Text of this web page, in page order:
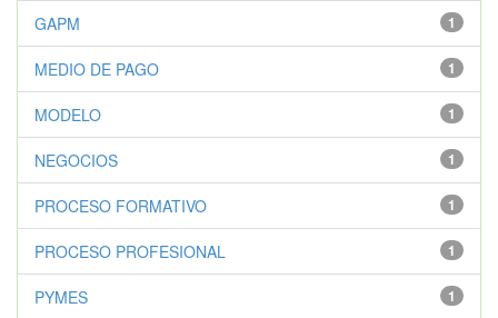
1
GAPM
1
MEDIO DE PAGO
1
MODELO
1
NEGOCIOS
1
PROCESO FORMATIVO
1
PROCESO PROFESIONAL
1
PYMES